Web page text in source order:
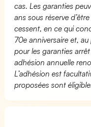
cas. Les garanties
ans sous réserve
cessent, en ce qui
70e anniversaire et,
pour les garanties
adhésion annuelle
L’adhésion est
proposées sont